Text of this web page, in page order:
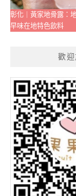
彰化｜黃家地骨露：
早味在地特色飲料
歡